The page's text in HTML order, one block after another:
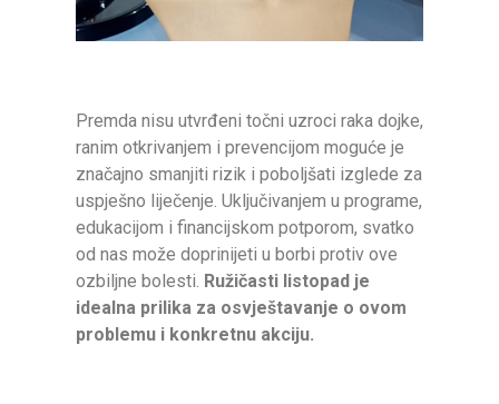
Premda nisu utvrđeni točni uzroci raka dojke,
ranim otkrivanjem i prevencijom moguće je
značajno smanjiti rizik i poboljšati izglede za
uspješno liječenje. Uključivanjem u programe,
edukacijom i financijskom potporom, svatko
od nas može doprinijeti u borbi protiv ove
ozbiljne bolesti. Ružičasti listopad je
idealna prilika za osvještavanje o ovom
problemu i konkretnu akciju.